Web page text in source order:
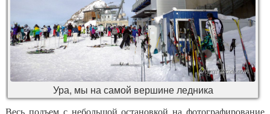
Ура, мы на самой вершине ледника